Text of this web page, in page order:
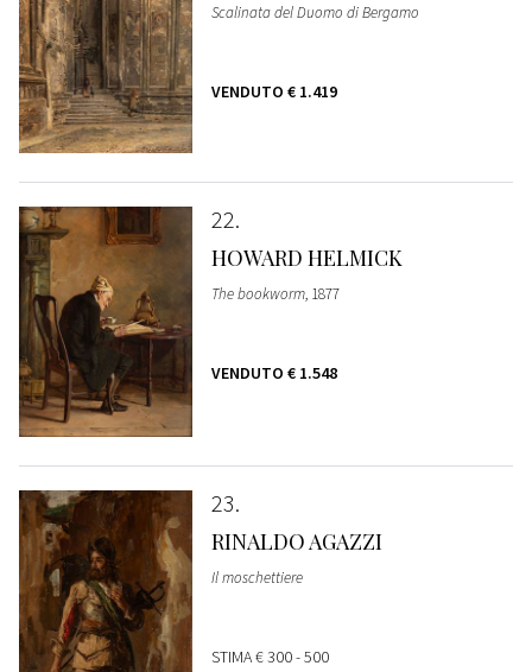
Scalinata del Duomo di Bergamo
VENDUTO € 1.419
22
HOWARD HELMICK
The bookworm, 1877
VENDUTO € 1.548
23
RINALDO AGAZZI
Il moschettiere
STIMA€ 300 - 500